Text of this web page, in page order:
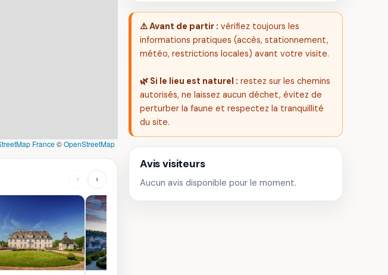
France©OpenStreetMap
‹ ›
⚠️ Avant de partir : vérifiez toujours les
informations pratiques (accès, stationnement,
météo, restrictions locales) avant votre visite.
🌿 Si le lieu est naturel : restez sur les chemins
autorisés, ne laissez aucun déchet, évitez de
perturber la faune et respectez la tranquillité
du site.
Avis visiteurs
Aucun avis disponible pour le moment.